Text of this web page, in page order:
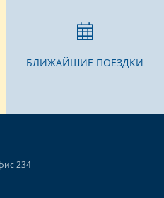
БЛИЖАЙШИЕ ПОЕЗДКИ
234